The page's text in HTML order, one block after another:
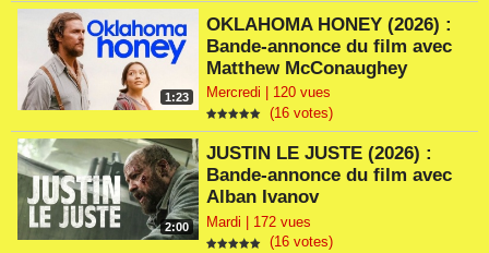
1:23
OKLAHOMA HONEY (2026) :
Bande-annonce du film avec
Matthew McConaughey
Mercredi | 120 vues
(16 votes)
2:00
JUSTIN LE JUSTE (2026) :
Bande-annonce du film avec
Alban Ivanov
Mardi | 172 vues
(16 votes)